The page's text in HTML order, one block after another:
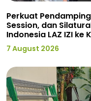
Perkuat
Session, dan
Indonesia LAZ IZI ke
7 August 2026